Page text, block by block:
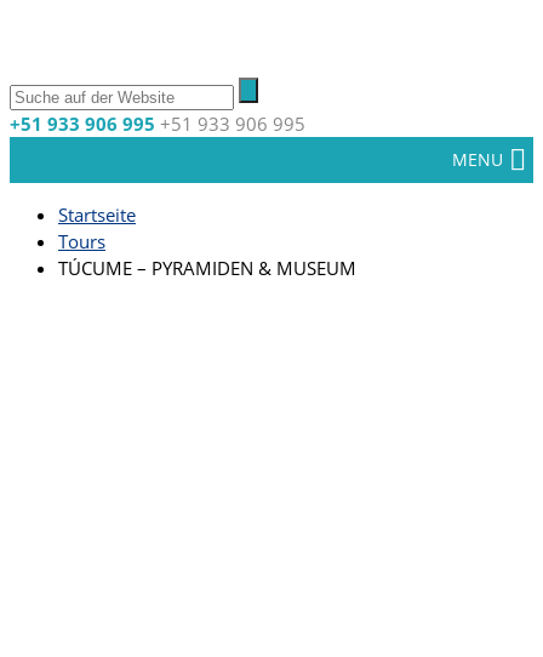
+51 933 906 995 +51 933 906 995
MENU
Startseite
Tours
TÚCUME – PYRAMIDEN & MUSEUM